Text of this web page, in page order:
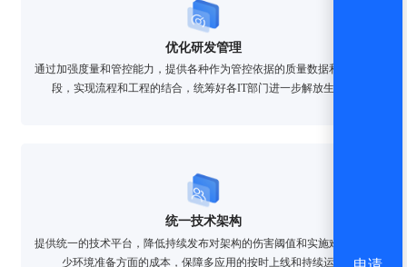
优化研发管理
通过加强度量和管控能力，提供各种作为管控依据的质量数据和管控手
段，实现流程和工程的结合，统筹好各IT部门进一步解放生产力
统一技术架构
提供统一的技术平台，降低持续发布对架构的伤害阈值和实施难度，减
少环境准备方面的成本，保障多应用的按时上线和持续运营